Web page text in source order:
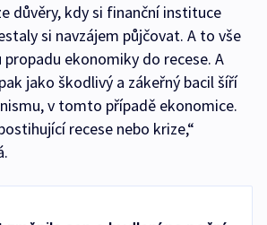
důvěry, kdy si finanční instituce
si navzájem půjčovat. A to vše
ekonomiky do recese. A
jako škodlivý a zákeřný bacil šíří
v tomto případě ekonomice.
recese nebo krize,“